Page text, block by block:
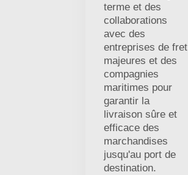
terme et des
collaborations
avec des
entreprises de fret
majeures et des
compagnies
maritimes pour
garantir la
livraison sûre et
efficace des
marchandises
jusqu'au port de
destination.